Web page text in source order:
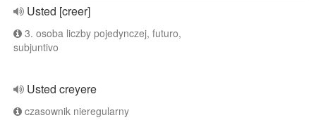
Usted [creer]
3. osoba liczby pojedynczej, futuro,
subjuntivo
Usted creyere
czasownik nieregularny